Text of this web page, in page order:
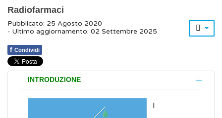
Radiofarmaci
Pubblicato: 25 Agosto 2020
- Ultimo aggiornamento: 02 Settembre 2025
f Condividi
INTRODUZIONE
I